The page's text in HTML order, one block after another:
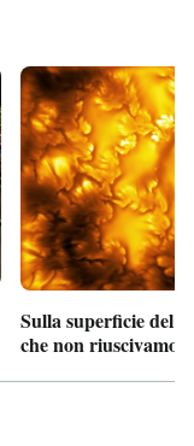
Sulla superficie del
che non riuscivamo